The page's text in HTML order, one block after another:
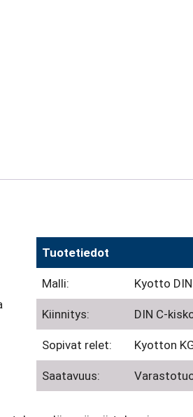
Tuotetiedot
Malli: Kyotto
Kiinnitys: DIN C-
Sopivat relet: Kyotton
Saatavuus: